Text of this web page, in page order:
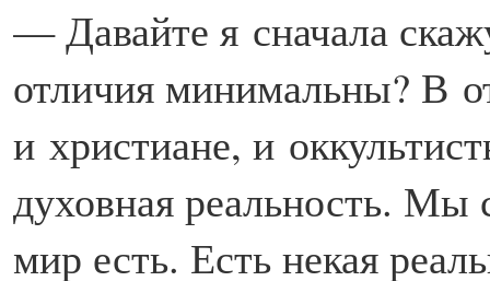
— Давайте я сначала
отличия минимальны? В
и христиане, и
духовная реальность.
мир есть. Есть некая